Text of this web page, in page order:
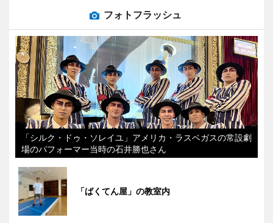
フォトフラッシュ
「シルク・ドゥ・ソレイユ」アメリカ・ラスベガスの常設劇
場のパフォーマー当時の石井勝也さん
「ばくてん屋」の教室内